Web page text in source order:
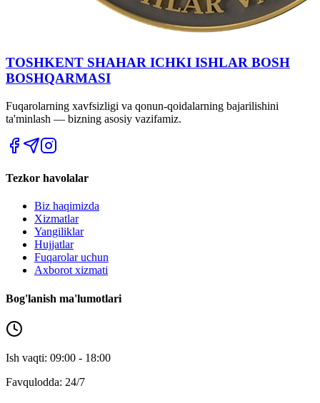
TOSHKENT SHAHAR IСHKI ISHLAR BOSH
BOSHQARMASI
Fuqarolarning xavfsizligi va qonun-qoidalarning bajarilishini
ta'minlash — bizning asosiy vazifamiz.
Tezkor havolalar
Biz haqimizda
Xizmatlar
Yangiliklar
Hujjatlar
Fuqarolar uchun
Axborot xizmati
Bog'lanish ma'lumotlari
Ish vaqti: 09:00 - 18:00
Favqulodda: 24/7